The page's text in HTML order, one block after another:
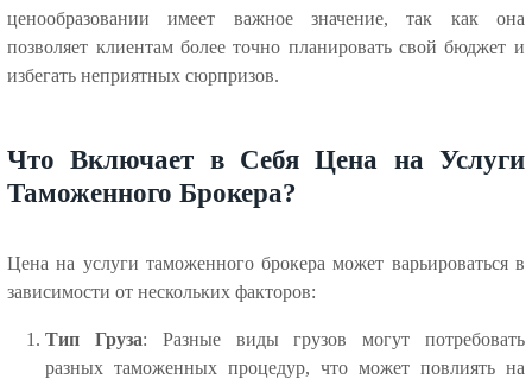
ценообразовании имеет важное значение, так как она
позволяет клиентам более точно планировать свой бюджет и
избегать неприятных сюрпризов.
Что Включает в Себя Цена на Услуги
Таможенного Брокера?
Цена на услуги таможенного брокера может варьироваться в
зависимости от нескольких факторов:
Тип Груза: Разные виды грузов могут потребовать
разных таможенных процедур, что может повлиять на